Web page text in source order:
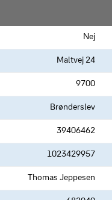
Nej
Maltvej 24
9700
Brønderslev
39406462
1023429957
Thomas Jeppesen